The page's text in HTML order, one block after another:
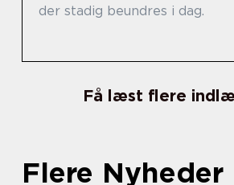
der stadig beundres i dag.
Få læst flere
Flere Nyheder